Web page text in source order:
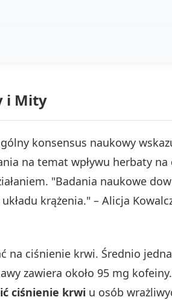
i Mity
konsensus naukowy
na temat wpływu herbaty na
"Badania naukowe
krążenia." – Alicja
na ciśnienie krwi. Średnio
zawiera około 95 mg
ciśnienie krwi u osób